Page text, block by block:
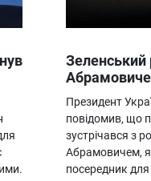
Зеленський
Президент
повідомив, що
зустрічався з
Абрамовичем,
посередник